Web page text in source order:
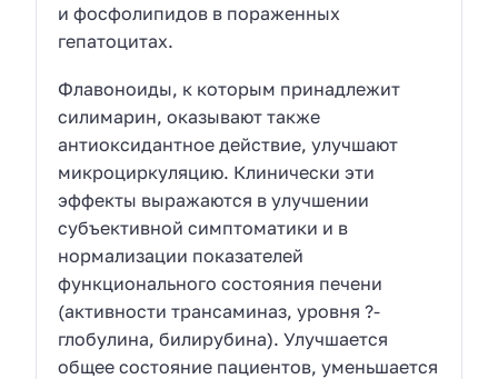
и фосфолипидов в пораженных
гепатоцитах.
Флавоноиды, к которым принадлежит
силимарин, оказывают также
антиоксидантное действие, улучшают
микроциркуляцию. Клинически эти
эффекты выражаются в улучшении
субъективной симптоматики и в
нормализации показателей
функционального состояния печени
(активности трансаминаз, уровня ?-
глобулина, билирубина). Улучшается
общее состояние пациентов, уменьшается